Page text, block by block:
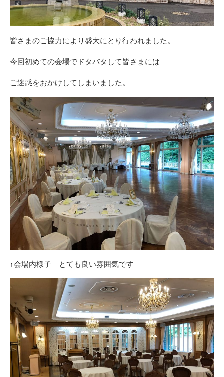
皆さまのご協力により盛大にとり行われました。
今回初めての会場でドタバタして皆さまには
ご迷惑をおかけしてしまいました。
↑会場内様子 とても良い雰囲気です